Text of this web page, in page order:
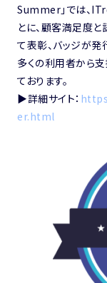
Summer」では、
とに、顧客満足度
て表彰、バッジが
多くの利用者から
ております。
▶︎詳細サイト：
er.html